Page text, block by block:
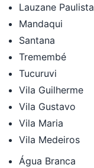
Lauzane Paulista
Mandaqui
Santana
Tremembé
Tucuruvi
Vila Guilherme
Vila Gustavo
Vila Maria
Vila Medeiros
Água Branca